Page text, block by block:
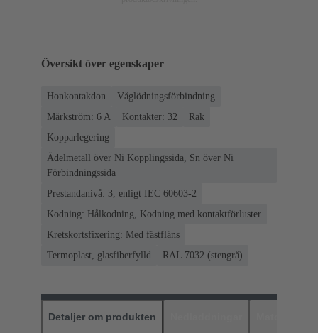
Översikt över egenskaper
Honkontakdon
Våglödningsförbindning
Märkström: ‌6 A
Kontakter: 32
Rak
Kopparlegering
Ädelmetall över Ni Kopplingssida, Sn över Ni
Förbindningssida
Prestandanivå: 3, enligt IEC 60603-2
Kodning: Hålkodning, Kodning med kontaktförluster
Kretskortsfixering: Med fästfläns
Termoplast, glasfiberfylld
RAL 7032 (stengrå)
Detaljer om produkten